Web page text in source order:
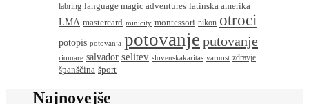
labring language magic adventures latinska amerika
LMA mastercard minicity montessori nikon otroci
potopis potovanja potovanje putovanje
riomare salvador selitev slovenskakaritas varnost zdravje
španščina šport
Najnovejše